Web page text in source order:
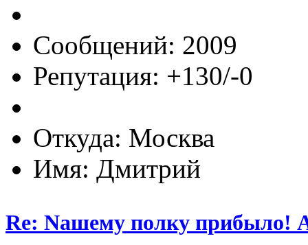
Сообщений: 2009
Репутация: +130/-0
Откуда: Москва
Имя: Дмитрий
Re: Nашему полку прибыло!